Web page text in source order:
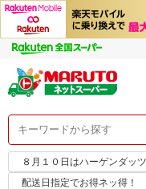
８月１０日はハーゲンダッ
配送日指定でお得ネッ得！